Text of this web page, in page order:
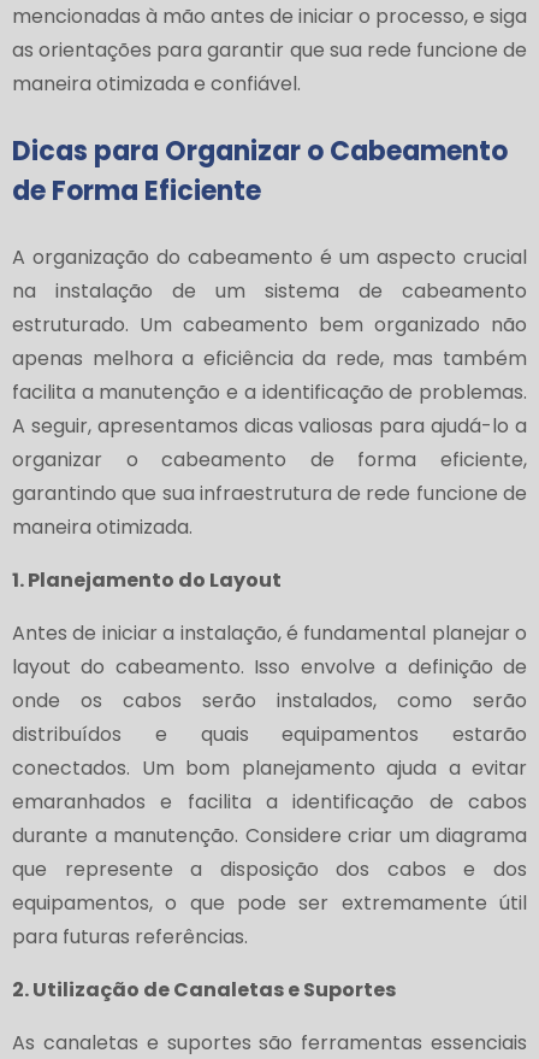
mencionadas à mão antes de iniciar o processo, e siga
as orientações para garantir que sua rede funcione de
maneira otimizada e confiável.
Dicas para Organizar o Cabeamento
de Forma Eficiente
A organização do cabeamento é um aspecto crucial
na instalação de um sistema de cabeamento
estruturado. Um cabeamento bem organizado não
apenas melhora a eficiência da rede, mas também
facilita a manutenção e a identificação de problemas.
A seguir, apresentamos dicas valiosas para ajudá-lo a
organizar o cabeamento de forma eficiente,
garantindo que sua infraestrutura de rede funcione de
maneira otimizada.
1. Planejamento do Layout
Antes de iniciar a instalação, é fundamental planejar o
layout do cabeamento. Isso envolve a definição de
onde os cabos serão instalados, como serão
distribuídos e quais equipamentos estarão
conectados. Um bom planejamento ajuda a evitar
emaranhados e facilita a identificação de cabos
durante a manutenção. Considere criar um diagrama
que represente a disposição dos cabos e dos
equipamentos, o que pode ser extremamente útil
para futuras referências.
2. Utilização de Canaletas e Suportes
As canaletas e suportes são ferramentas essenciais